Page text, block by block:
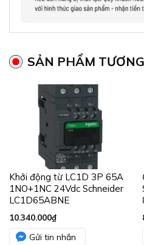
SẢN PHẨM
Khởi động từ LC1D 3P 65A
1NO+1NC 24Vdc Schneider
LC1D65ABNE
10.340.000₫
Gửi tin nhắn